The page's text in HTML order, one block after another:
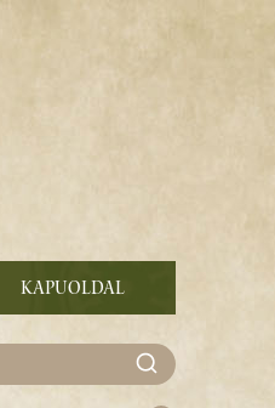
Kapuoldal